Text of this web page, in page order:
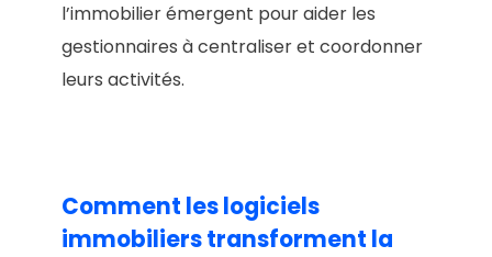
l’immobilier émergent pour aider les
gestionnaires à centraliser et coordonner
leurs activités.
Comment les logiciels
immobiliers transforment la